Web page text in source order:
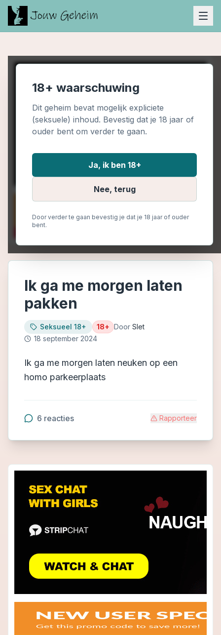
18+ waarschuwing
Dit geheim bevat mogelijk expliciete
(seksuele) inhoud. Bevestig dat je 18 jaar of
ouder bent om verder te gaan.
Ja, ik ben 18+
Nee, terug
Door verder te gaan bevestig je dat je 18 jaar of ouder
bent.
Ik ga me morgen laten
pakken
Seksueel 18+ 18+ Door Slet
18 september 2024
Ik ga me morgen laten neuken op een
homo parkeerplaats
6 reacties Rapporteer